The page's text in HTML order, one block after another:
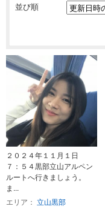
並び順
２０２４年１１月１日
７：５４黒部立山アルペン
ルートへ行きましょう。
ま...
エリア： 立山黒部